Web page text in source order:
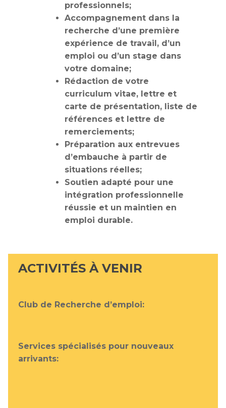
professionnels;
Accompagnement dans la
recherche d’une première
expérience de travail, d’un
emploi ou d’un stage dans
votre domaine;
Rédaction de votre
curriculum vitae, lettre et
carte de présentation, liste de
références et lettre de
remerciements;
Préparation aux entrevues
d’embauche à partir de
situations réelles;
Soutien adapté pour une
intégration professionnelle
réussie et un maintien en
emploi durable.
ACTIVITÉS À VENIR
Club de Recherche d’emploi:
Services spécialisés pour nouveaux
arrivants: